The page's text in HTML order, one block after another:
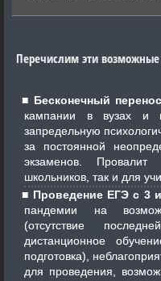
Перечислим эти
Бесконечный
кампании в вузах и начало учебного года. Создаст
запредельную психологическую
за постоянной
экзаменов. Провалит весь летний отдых как для
школьников, так и для
Проведение ЕГЭ с 3
пандемии на возможность нормальной подготовки
(отсутствие
дистанционное
подготовка), неблагоприятные
для проведения,